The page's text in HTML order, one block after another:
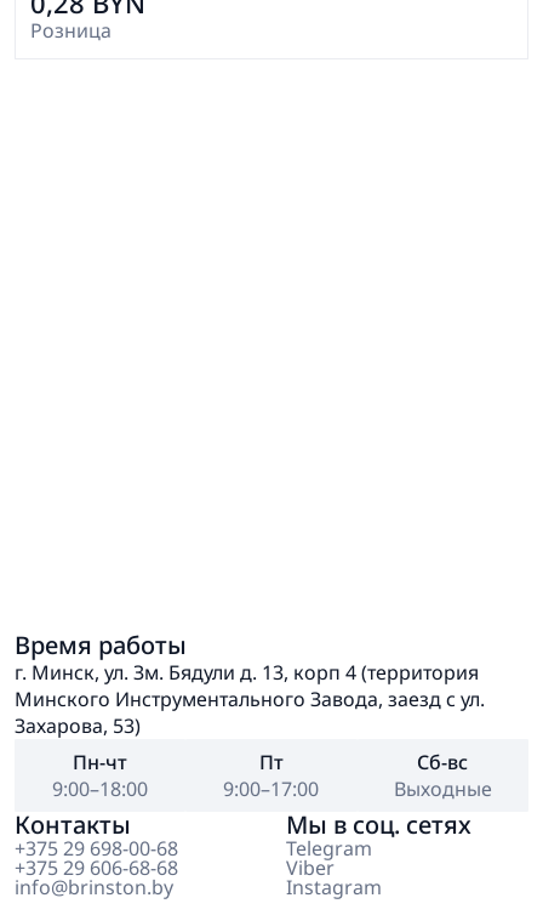
Розница
Время работы
г. Минск, ул. Зм. Бядули д. 13, корп 4 (территория
Минского Инструментального Завода, заезд с ул.
Захарова, 53)
Пн-чт
9:00–18:00
Пт
9:00–17:00
Сб-вс
Выходные
Контакты
+375 29 698-00-68
+375 29 606-68-68
info@brinston.by
Мы в соц. сетях
Telegram
Viber
Instagram